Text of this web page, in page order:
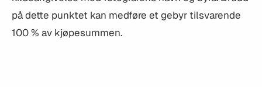
på dette punktet kan medføre et gebyr tilsvarende
100 % av kjøpesummen.